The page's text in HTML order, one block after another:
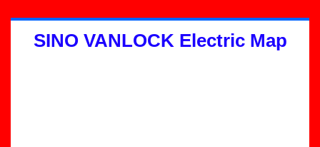
SINO VANLOCK Electric Map